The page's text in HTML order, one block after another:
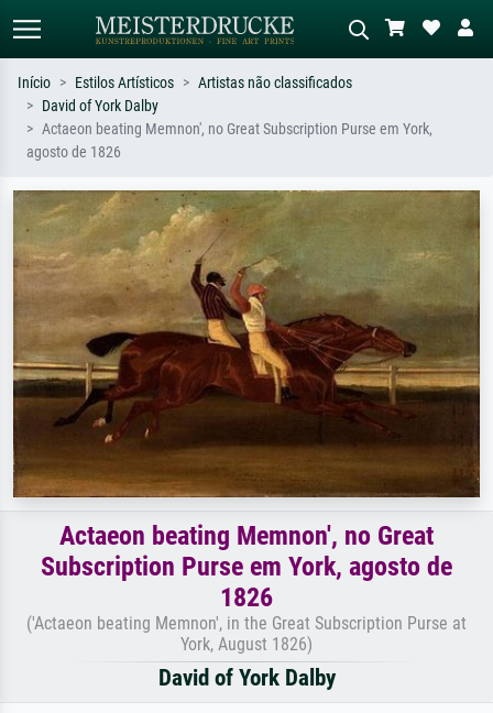
Pesquisa padrão Pesquisa de imagens IA
Pesquise por artista, título ou estilo –
impressionismo, onda de Hokusai, nu.
a óleo escura, nu em pé ao lado de
Início Estilos Artísticos
Artistas não classificados
David of York Dalby
Actaeon beating Memnon', no Great Subscription Purse em York,
agosto de 1826
Actaeon beating Memnon', no Great
Subscription Purse em York, agosto de
1826
('Actaeon beating Memnon', in the Great Subscription Purse at
York, August 1826)
David of York Dalby